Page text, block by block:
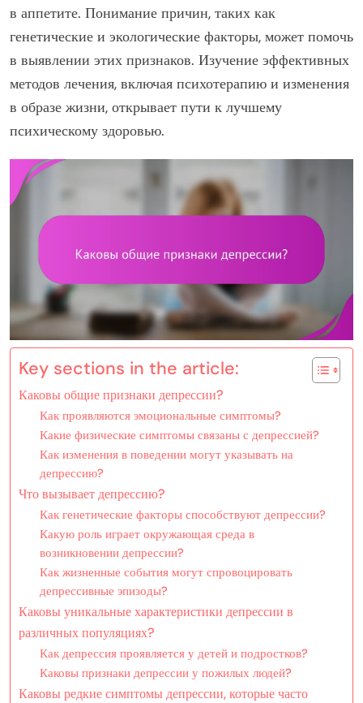
в аппетите. Понимание причин, таких как
генетические и экологические факторы, может помочь
в выявлении этих признаков. Изучение эффективных
методов лечения, включая психотерапию и изменения
в образе жизни, открывает пути к лучшему
психическому здоровью.
Key sections in the article:
Каковы общие признаки депрессии?
Как проявляются эмоциональные симптомы?
Какие физические симптомы связаны с депрессией?
Как изменения в поведении могут указывать на
депрессию?
Что вызывает депрессию?
Как генетические факторы способствуют депрессии?
Какую роль играет окружающая среда в
возникновении депрессии?
Как жизненные события могут спровоцировать
депрессивные эпизоды?
Каковы уникальные характеристики депрессии в
различных популяциях?
Как депрессия проявляется у детей и подростков?
Каковы признаки депрессии у пожилых людей?
Каковы редкие симптомы депрессии, которые часто